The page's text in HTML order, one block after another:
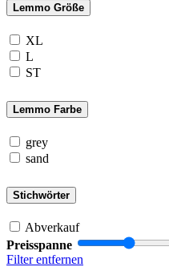
Lemmo Größe
XL
L
ST
Lemmo Farbe
grey
sand
Stichwörter
Abverkauf
Preisspanne
Filter entfernen